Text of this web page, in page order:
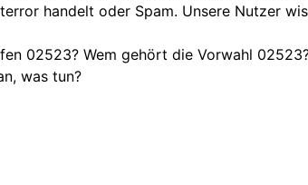
handelt oder Spam. Unsere Nutzer
02523? Wem gehört die Vorwahl
was tun?